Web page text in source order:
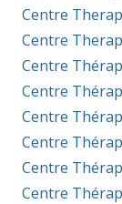
Centre
Centre
Centre
Centre
Centre
Centre
Centre
Centre